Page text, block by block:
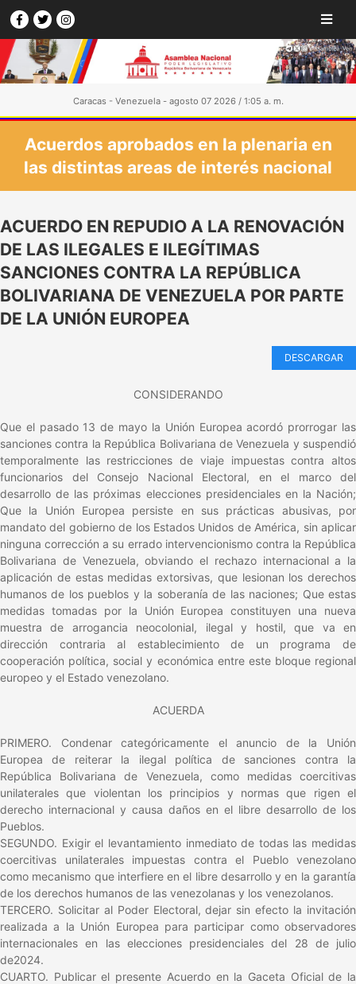
Caracas - Venezuela - agosto 07 2026 / 1:05 a. m.
Acuerdos aprobados en la plenaria en
las distintas areas de interés nacional
ACUERDO EN REPUDIO A LA RENOVACIÓN
DE LAS ILEGALES E ILEGÍTIMAS
SANCIONES CONTRA LA REPÚBLICA
BOLIVARIANA DE VENEZUELA POR PARTE
DE LA UNIÓN EUROPEA
DESCARGAR
CONSIDERANDO
Que el pasado 13 de mayo la Unión Europea acordó prorrogar las
sanciones contra la República Bolivariana de Venezuela y suspendió
temporalmente las restricciones de viaje impuestas contra altos
funcionarios del Consejo Nacional Electoral, en el marco del
desarrollo de las próximas elecciones presidenciales en la Nación;
Que la Unión Europea persiste en sus prácticas abusivas, por
mandato del gobierno de los Estados Unidos de América, sin aplicar
ninguna corrección a su errado intervencionismo contra la República
Bolivariana de Venezuela, obviando el rechazo internacional a la
aplicación de estas medidas extorsivas, que lesionan los derechos
humanos de los pueblos y la soberanía de las naciones; Que estas
medidas tomadas por la Unión Europea constituyen una nueva
muestra de arrogancia neocolonial, ilegal y hostil, que va en
dirección contraria al establecimiento de un programa de
cooperación política, social y económica entre este bloque regional
europeo y el Estado venezolano.
ACUERDA
PRIMERO. Condenar categóricamente el anuncio de la Unión
Europea de reiterar la ilegal política de sanciones contra la
República Bolivariana de Venezuela, como medidas coercitivas
unilaterales que violentan los principios y normas que rigen el
derecho internacional y causa daños en el libre desarrollo de los
Pueblos.
SEGUNDO. Exigir el levantamiento inmediato de todas las medidas
coercitivas unilaterales impuestas contra el Pueblo venezolano
como mecanismo que interfiere en el libre desarrollo y en la garantía
de los derechos humanos de las venezolanas y los venezolanos.
TERCERO. Solicitar al Poder Electoral, dejar sin efecto la invitación
realizada a la Unión Europea para participar como observadores
internacionales en las elecciones presidenciales del 28 de julio
de2024.
CUARTO. Publicar el presente Acuerdo en la Gaceta Oficial de la